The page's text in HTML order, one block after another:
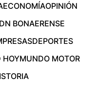
ECONOMÍAOPINIÓN
BONAERENSE
DEPORTES
HOYMUNDO MOTOR